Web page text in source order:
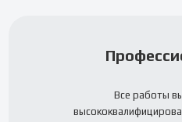
Все работы